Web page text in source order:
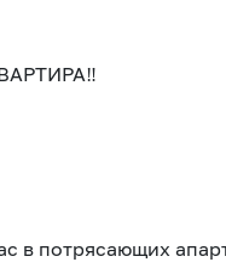
в потрясающих